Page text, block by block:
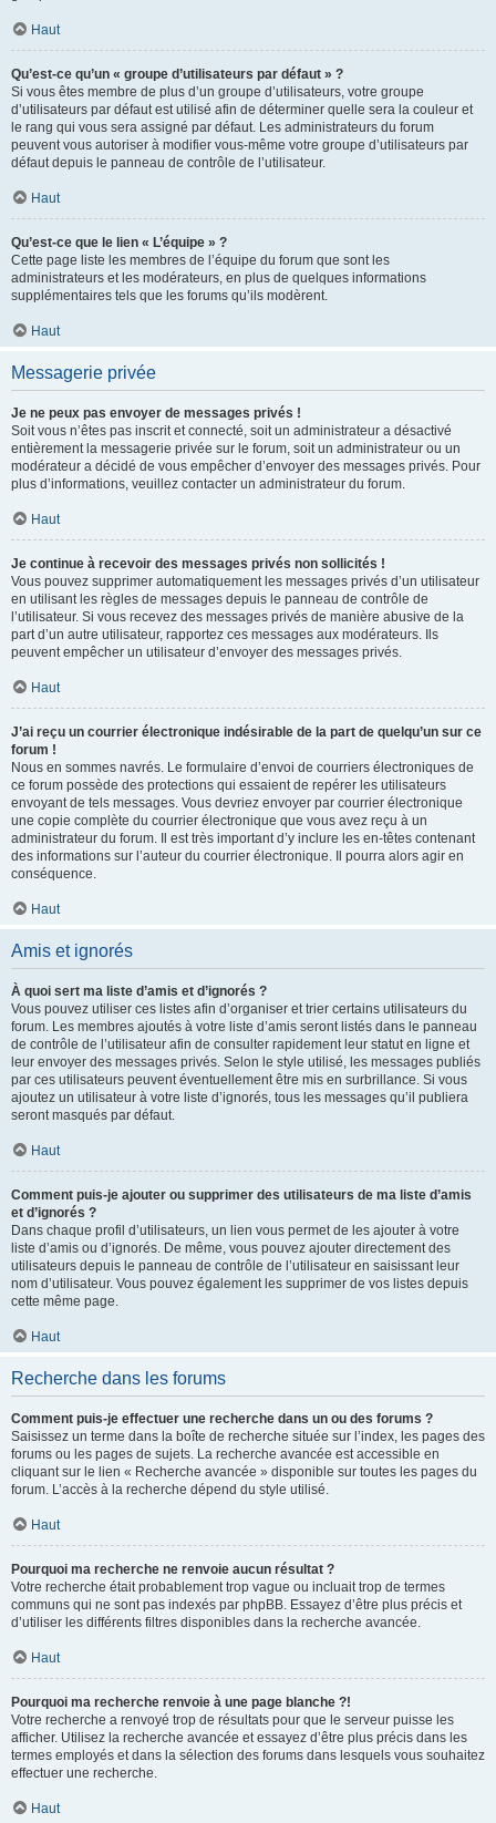
Haut
Qu’est-ce qu’un « groupe d’utilisateurs par défaut » ?
Si vous êtes membre de plus d’un groupe d’utilisateurs, votre groupe
d’utilisateurs par défaut est utilisé afin de déterminer quelle sera la couleur et
le rang qui vous sera assigné par défaut. Les administrateurs du forum
peuvent vous autoriser à modifier vous-même votre groupe d’utilisateurs par
défaut depuis le panneau de contrôle de l’utilisateur.
Haut
Qu’est-ce que le lien « L’équipe » ?
Cette page liste les membres de l’équipe du forum que sont les
administrateurs et les modérateurs, en plus de quelques informations
supplémentaires tels que les forums qu’ils modèrent.
Haut
Messagerie privée
Je ne peux pas envoyer de messages privés !
Soit vous n’êtes pas inscrit et connecté, soit un administrateur a désactivé
entièrement la messagerie privée sur le forum, soit un administrateur ou un
modérateur a décidé de vous empêcher d’envoyer des messages privés. Pour
plus d’informations, veuillez contacter un administrateur du forum.
Haut
Je continue à recevoir des messages privés non sollicités !
Vous pouvez supprimer automatiquement les messages privés d’un utilisateur
en utilisant les règles de messages depuis le panneau de contrôle de
l’utilisateur. Si vous recevez des messages privés de manière abusive de la
part d’un autre utilisateur, rapportez ces messages aux modérateurs. Ils
peuvent empêcher un utilisateur d’envoyer des messages privés.
Haut
J’ai reçu un courrier électronique indésirable de la part de quelqu’un sur ce
forum !
Nous en sommes navrés. Le formulaire d’envoi de courriers électroniques de
ce forum possède des protections qui essaient de repérer les utilisateurs
envoyant de tels messages. Vous devriez envoyer par courrier électronique
une copie complète du courrier électronique que vous avez reçu à un
administrateur du forum. Il est très important d’y inclure les en-têtes contenant
des informations sur l’auteur du courrier électronique. Il pourra alors agir en
conséquence.
Haut
Amis et ignorés
À quoi sert ma liste d’amis et d’ignorés ?
Vous pouvez utiliser ces listes afin d’organiser et trier certains utilisateurs du
forum. Les membres ajoutés à votre liste d’amis seront listés dans le panneau
de contrôle de l’utilisateur afin de consulter rapidement leur statut en ligne et
leur envoyer des messages privés. Selon le style utilisé, les messages publiés
par ces utilisateurs peuvent éventuellement être mis en surbrillance. Si vous
ajoutez un utilisateur à votre liste d’ignorés, tous les messages qu’il publiera
seront masqués par défaut.
Haut
Comment puis-je ajouter ou supprimer des utilisateurs de ma liste d’amis
et d’ignorés ?
Dans chaque profil d’utilisateurs, un lien vous permet de les ajouter à votre
liste d’amis ou d’ignorés. De même, vous pouvez ajouter directement des
utilisateurs depuis le panneau de contrôle de l’utilisateur en saisissant leur
nom d’utilisateur. Vous pouvez également les supprimer de vos listes depuis
cette même page.
Haut
Recherche dans les forums
Comment puis-je effectuer une recherche dans un ou des forums ?
Saisissez un terme dans la boîte de recherche située sur l’index, les pages des
forums ou les pages de sujets. La recherche avancée est accessible en
cliquant sur le lien « Recherche avancée » disponible sur toutes les pages du
forum. L’accès à la recherche dépend du style utilisé.
Haut
Pourquoi ma recherche ne renvoie aucun résultat ?
Votre recherche était probablement trop vague ou incluait trop de termes
communs qui ne sont pas indexés par phpBB. Essayez d’être plus précis et
d’utiliser les différents filtres disponibles dans la recherche avancée.
Haut
Pourquoi ma recherche renvoie à une page blanche ?!
Votre recherche a renvoyé trop de résultats pour que le serveur puisse les
afficher. Utilisez la recherche avancée et essayez d’être plus précis dans les
termes employés et dans la sélection des forums dans lesquels vous souhaitez
effectuer une recherche.
Haut